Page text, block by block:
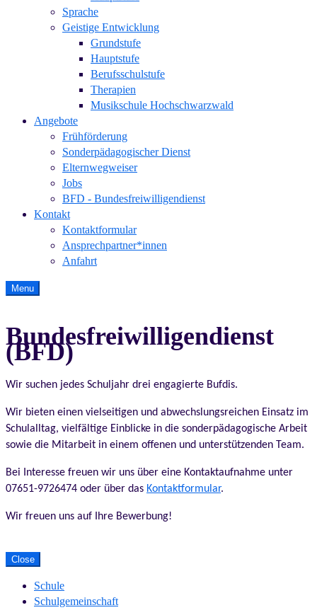
Sprache
Geistige Entwicklung
Grundstufe
Hauptstufe
Berufsschulstufe
Therapien
Musikschule Hochschwarzwald
Angebote
Frühförderung
Sonderpädagogischer Dienst
Elternwegweiser
Jobs
BFD - Bundesfreiwilligendienst
Kontakt
Kontaktformular
Ansprechpartner*innen
Anfahrt
Menu
Bundesfreiwilligendienst
(BFD)
Wir suchen jedes Schuljahr drei engagierte Bufdis.
Wir bieten einen vielseitigen und abwechslungsreichen Einsatz im
Schulalltag, vielfältige Einblicke in die sonderpädagogische Arbeit
sowie die Mitarbeit in einem offenen und unterstützenden Team.
Bei Interesse freuen wir uns über eine Kontaktaufnahme unter
07651-9726474 oder über das Kontaktformular.
Wir freuen uns auf Ihre Bewerbung!
Close
Schule
Schulgemeinschaft